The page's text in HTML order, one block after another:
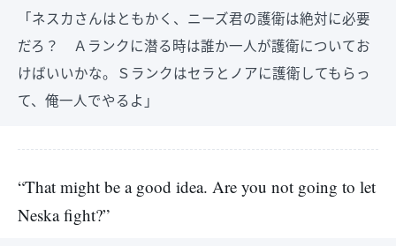
「ネスカさんはともかく、ニーズ君の護衛は絶対に必要
だろ？ Ａランクに潜る時は誰か一人が護衛についてお
けばいいかな。Ｓランクはセラとノアに護衛してもらっ
て、俺一人でやるよ」
“That might be a good idea. Are you not going to let
Neska fight?”